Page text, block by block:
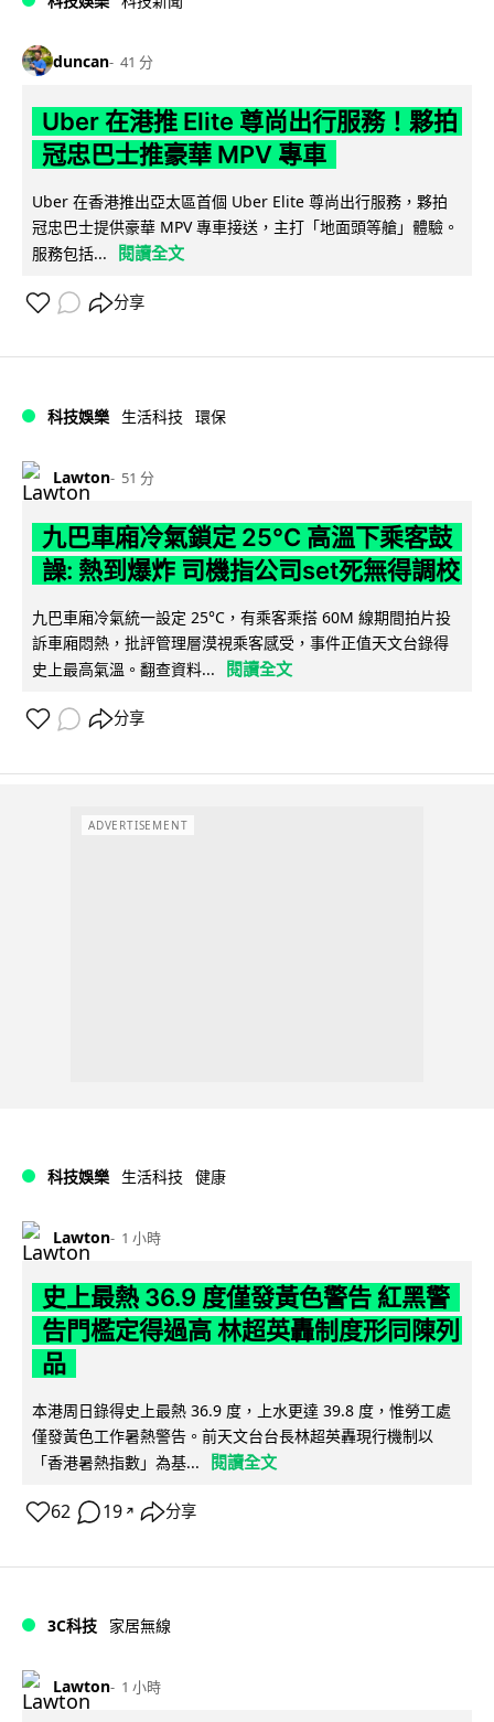
duncan 41 分
Uber 在港推 Elite 尊尚出行服務！夥拍
冠忠巴士推豪華 MPV 專車
Uber 在香港推出亞太區首個 Uber Elite 尊尚出行服務，夥拍
冠忠巴士提供豪華 MPV 專車接送，主打「地面頭等艙」體驗。
服務包括...
閱讀全文
分享
科技娛樂 生活科技 環保
Lawton 51 分
九巴車廂冷氣鎖定 25°C 高溫下乘客鼓
譟: 熱到爆炸 司機指公司set死無得調校
九巴車廂冷氣統一設定 25°C，有乘客乘搭 60M 線期間拍片投
訴車廂悶熱，批評管理層漠視乘客感受，事件正值天文台錄得
史上最高氣溫。翻查資料...
閱讀全文
分享
ADVERTISEMENT
科技娛樂 生活科技 健康
Lawton 1 小時
史上最熱 36.9 度僅發黃色警告 紅黑警
告門檻定得過高 林超英轟制度形同陳列
品
本港周日錄得史上最熱 36.9 度，上水更達 39.8 度，惟勞工處
僅發黃色工作暑熱警告。前天文台台長林超英轟現行機制以
「香港暑熱指數」為基...
閱讀全文
62 19 ↗ 分享
3C科技 家居無線
Lawton 1 小時